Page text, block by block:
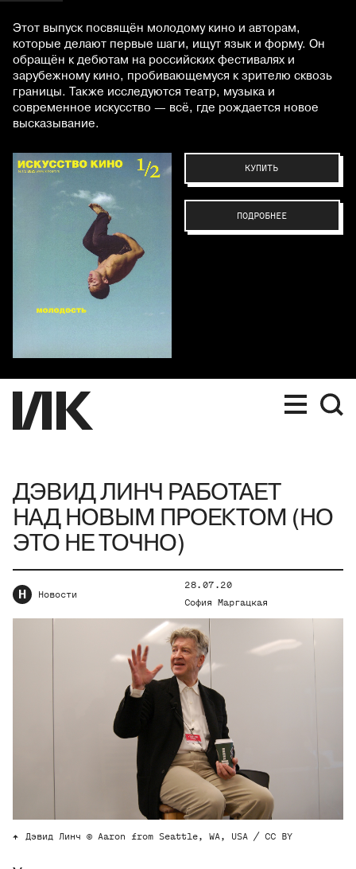
Этот выпуск посвящён молодому кино и авторам,
которые делают первые шаги, ищут язык и форму. Он
обращён к дебютам на российских фестивалях и
зарубежному кино, пробивающемуся к зрителю сквозь
границы. Также исследуются театр, музыка и
современное искусство — всё, где рождается новое
высказывание.
КУПИТЬ
ПОДРОБНЕЕ
ДЭВИД ЛИНЧ РАБОТАЕТ
НАД НОВЫМ ПРОЕКТОМ (НО
ЭТО НЕ ТОЧНО)
Н Новости
28.07.20
София Маргацкая
Дэвид Линч © Aaron from Seattle, WA, USA / CC BY